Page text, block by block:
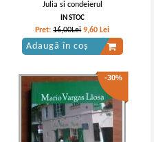
Julia si condeierul
IN STOC
Pret:16,00Lei 9,60 Lei
Adaugă în coș
-30%